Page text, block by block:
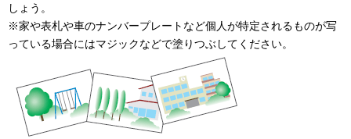
しょう。
※家や表札や車のナンバープレートなど個人が特定されるものが写
っている場合にはマジックなどで塗りつぶしてください。